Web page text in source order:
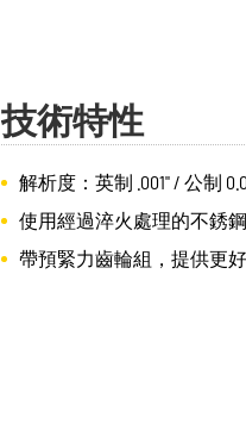
技術特性
解析度：英制 .001" / 公制
使用經過淬火處理的不銹鋼
帶預緊力齒輪組，提供更好